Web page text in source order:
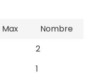
Nombre
2
1